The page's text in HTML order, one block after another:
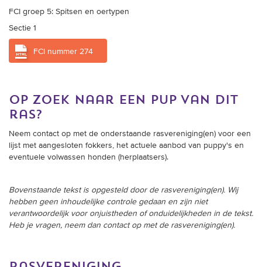
FCI groep 5: Spitsen en oertypen
Sectie 1
FCI nummer 274
op zoek naar een pup van dit
ras?
Neem contact op met de onderstaande rasvereniging(en) voor een
lijst met aangesloten fokkers, het actuele aanbod van puppy's en
eventuele volwassen honden (herplaatsers).
Bovenstaande tekst is opgesteld door de rasvereniging(en). Wij
hebben geen inhoudelijke controle gedaan en zijn niet
verantwoordelijk voor onjuistheden of onduidelijkheden in de tekst.
Heb je vragen, neem dan contact op met de rasvereniging(en).